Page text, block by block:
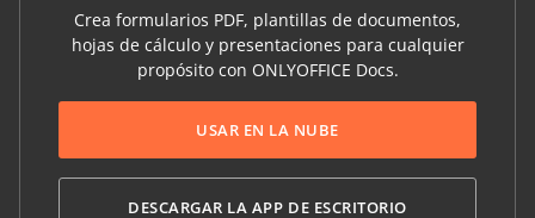
Crea formularios PDF, plantillas de documentos,
hojas de cálculo y presentaciones para cualquier
propósito con ONLYOFFICE Docs.
USAR EN LA NUBE
DESCARGAR LA APP DE ESCRITORIO